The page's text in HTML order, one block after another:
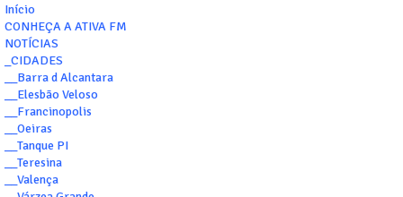
Início
CONHEÇA A ATIVA FM
NOTÍCIAS
_CIDADES
__Barra d Alcantara
__Elesbão Veloso
__Francinopolis
__Oeiras
__Tanque PI
__Teresina
__Valença